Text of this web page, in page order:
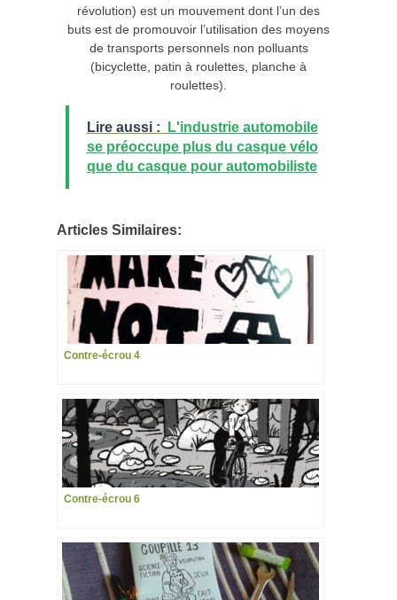
révolution) est un mouvement dont l’un des
buts est de promouvoir l’utilisation des moyens
de transports personnels non polluants
(bicyclette, patin à roulettes, planche à
roulettes).
Lire aussi :
L'industrie automobile
se préoccupe plus du casque vélo
que du casque pour automobiliste
Articles Similaires:
Contre-écrou 4
Contre-écrou 6